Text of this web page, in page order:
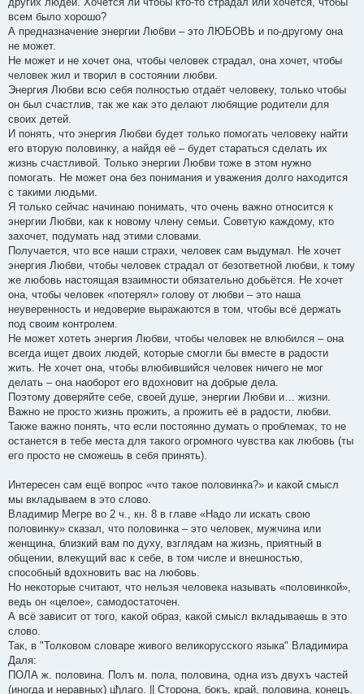
всем было хорошо?
А предназначение энергии Любви – это ЛЮБОВЬ и по-другому она
не может.
Не может и не хочет она, чтобы человек страдал, она хочет, чтобы
человек жил и творил в состоянии любви.
Энергия Любви всю себя полностью отдаёт человеку, только чтобы
он был счастлив, так же как это делают любящие родители для
своих детей.
И понять, что энергия Любви будет только помогать человеку найти
его вторую половинку, а найдя её – будет стараться сделать их
жизнь счастливой. Только энергии Любви тоже в этом нужно
помогать. Не может она без понимания и уважения долго находится
с такими людьми.
Я только сейчас начинаю понимать, что очень важно относится к
энергии Любви, как к новому члену семьи. Советую каждому, кто
захочет, подумать над этими словами.
Получается, что все наши страхи, человек сам выдумал. Не хочет
энергия Любви, чтобы человек страдал от безответной любви, к тому
же любовь настоящая взаимности обязательно добьётся. Не хочет
она, чтобы человек «потерял» голову от любви – это наша
неуверенность и недоверие выражаются в том, чтобы всё держать
под своим контролем.
Не может хотеть энергия Любви, чтобы человек не влюбился – она
всегда ищет двоих людей, которые смогли бы вместе в радости
жить. Не хочет она, чтобы влюбившийся человек ничего не мог
делать – она наоборот его вдохновит на добрые дела.
Поэтому доверяйте себе, своей душе, энергии Любви и… жизни.
Важно не просто жизнь прожить, а прожить её в радости, любви.
Также важно понять, что если постоянно думать о проблемах, то не
останется в тебе места для такого огромного чувства как любовь (ты
его просто не сможешь в себя принять).
Интересен сам ещё вопрос «что такое половинка?» и какой смысл
мы вкладываем в это слово.
Владимир Мегре во 2 ч., кн. 8 в главе «Надо ли искать свою
половинку» сказал, что половинка – это человек, мужчина или
женщина, близкий вам по духу, взглядам на жизнь, приятный в
общении, влекущий вас к себе, в том числе и внешностью,
способный вдохновить вас на любовь.
Но некоторые считают, что нельзя человека называть «половинкой»,
ведь он «целое», самодостаточен.
А всё зависит от того, какой образ, какой смысл вкладываешь в это
слово.
Так, в "Толковом словаре живого великорусского языка" Владимира
Даля:
ПОЛА ж. половина. Полъ м. пола, половина, одна изъ двухъ частей
(иногда и неравных) цђлаго. || Сторона, бокъ, край, половина, конецъ.